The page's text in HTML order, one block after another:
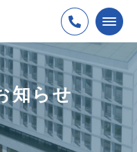
知らせ